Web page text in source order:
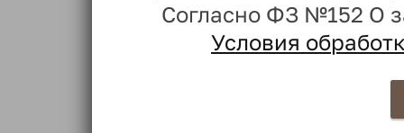
Согласно ФЗ №152 О
Условия